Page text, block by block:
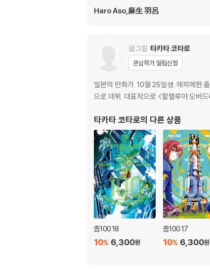
Haro Aso,麻生 羽呂
글그림 타카타 코타로
관심작가 알림신청
일본의 만화가. 10월 25일생. 에히메현
으로 데뷔. 대표작으로 <할렐루야 오버
타카타 코타로의 다른 상품
좀100 18
6,300원
10%
좀100 17
6,300원
10%